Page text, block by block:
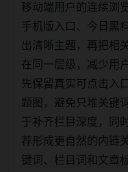
移动端用户的连续浏
手机版入口、今日黑
出清晰主题，再把相
在同一层级，减少用
先保留真实可点击入
题图，避免只堆关键
于补齐栏目深度，同
荐形成更自然的内链
键词、栏目词和文章